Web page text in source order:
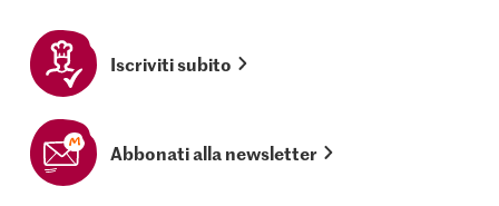
Iscriviti subito
Abbonati alla newsletter